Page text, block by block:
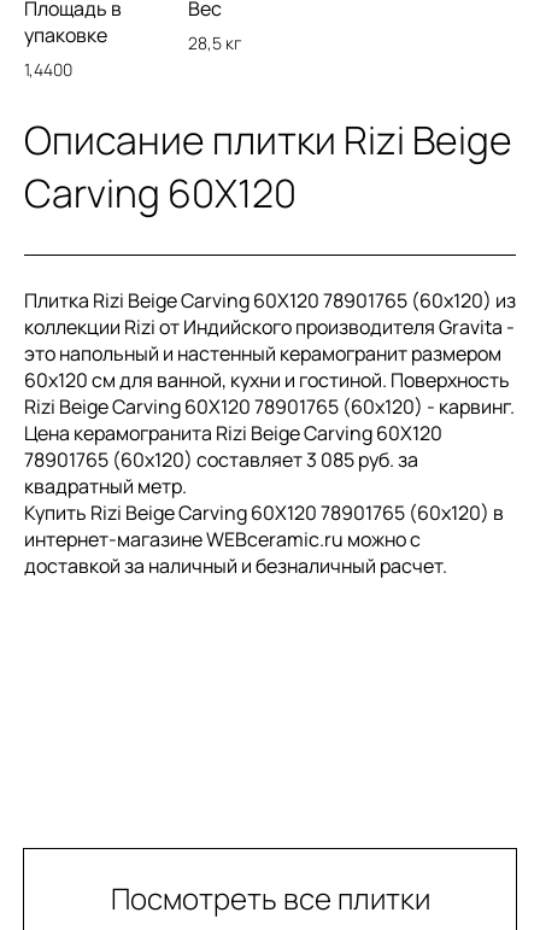
Площадь в
упаковке
1,4400
Вес
28,5 кг
Описание плитки Rizi Beige
Carving 60X120
Плитка Rizi Beige Carving 60X120 78901765 (60x120) из
коллекции Rizi от Индийского производителя Gravita -
это напольный и настенный керамогранит размером
60x120 см для ванной, кухни и гостиной. Поверхность
Rizi Beige Carving 60X120 78901765 (60x120) - карвинг.
Цена керамогранита Rizi Beige Carving 60X120
78901765 (60x120) составляет 3 085 руб. за
квадратный метр.
Купить Rizi Beige Carving 60X120 78901765 (60x120) в
интернет-магазине WEBceramic.ru можно с
доставкой за наличный и безналичный расчет.
Посмотреть все плитки